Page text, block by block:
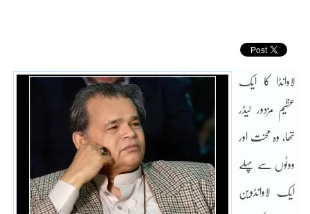
لاوانڈا کا ایک
عظیم مزدور لیڈر
تھا، وہ محنت اور
ووٹوں سے پہلے
ایک لاوانڈوین